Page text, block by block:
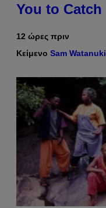
You to Catch
12 ώρες πριν
Κείμενο Sam Watanuki